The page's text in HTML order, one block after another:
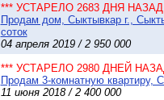
*** УСТАРЕЛО 2683 ДНЯ НАЗАД
Продам дом, Сыктывкар г.,
соток
04 апреля 2019 / 2 950 000
*** УСТАРЕЛО 2980 ДНЕЙ
Продам 3-комнатную квартиру,
11 июня 2018 / 2 400 000